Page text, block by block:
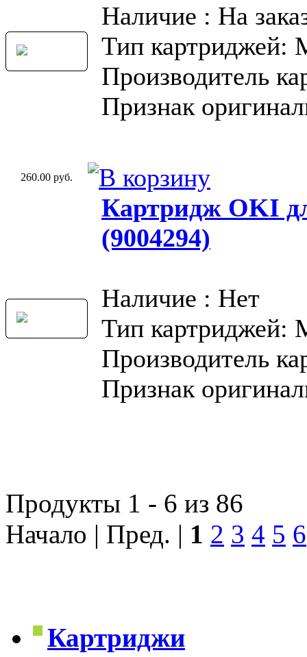
Наличие : На
Тип картриджей:
Производитель
Признак
260.00 руб.
Картридж OKI
(9004294)
Наличие : Нет
Тип картриджей:
Производитель
Признак
Продукты 1 - 6 из 86
Начало | Пред. | 1 2 3 4 5 6
Картриджи